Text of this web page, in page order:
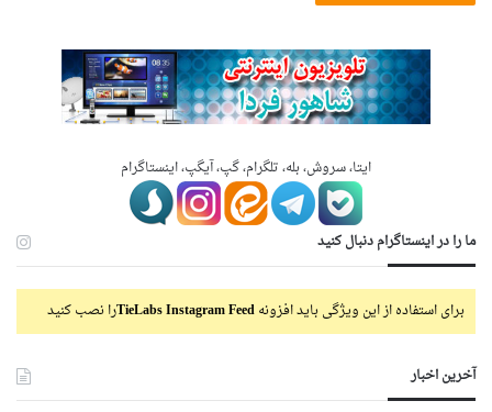
ایتا، سروش، بله، تلگرام، گپ، آیگپ، اینستاگرام
ما را در اینستاگرام دنبال کنید
برای استفاده از این ویژگی باید افزونهTieLabs Instagram Feedرا نصب کنید
آخرین اخبار